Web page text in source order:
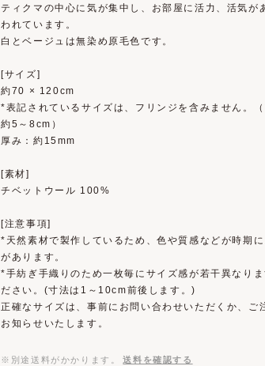
ティクマの中心に気が集中し、お部屋に活力、活気が
われています。
白とベージュは無染め原毛色です。
[サイズ]
約70 × 120cm
*表記されているサイズは、フリンジを含みません。
約5～8cm）
厚み：約15mm
[素材]
チベットウール 100%
[注意事項]
*天然素材で製作しているため、色や質感などが時期
があります。
*手紡ぎ手織りのため一枚毎にサイズ感が若干異なりま
ださい。(寸法は1～10cm前後します。)
正確なサイズは、事前にお問い合わせいただくか、ご
お知らせいたします。
※別途送料がかかります。 送料を確認する